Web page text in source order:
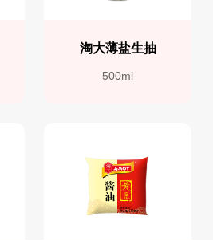
淘大薄盐生抽
500ml